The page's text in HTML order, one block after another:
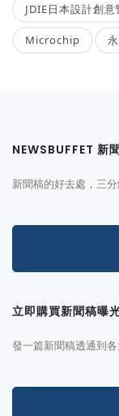
JDIE日本設計創意
Microchip
NEWSBUFFET 新
新聞稿的好去處，三
立即購買新聞稿曝
發一篇新聞稿透通到